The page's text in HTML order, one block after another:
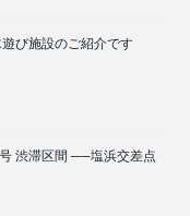
び施設のご紹介です
渋滞区間 ──塩浜交差点